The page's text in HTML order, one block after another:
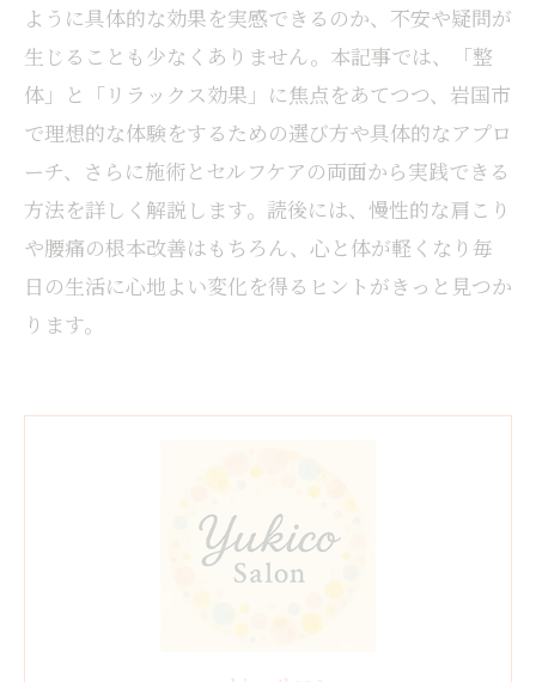
ように具体的な効果を実感できるのか、不安や疑問が
生じることも少なくありません。本記事では、「整
体」と「リラックス効果」に焦点をあてつつ、岩国市
で理想的な体験をするための選び方や具体的なアプロ
ーチ、さらに施術とセルフケアの両面から実践できる
方法を詳しく解説します。読後には、慢性的な肩こり
や腰痛の根本改善はもちろん、心と体が軽くなり毎
日の生活に心地よい変化を得るヒントがきっと見つか
ります。